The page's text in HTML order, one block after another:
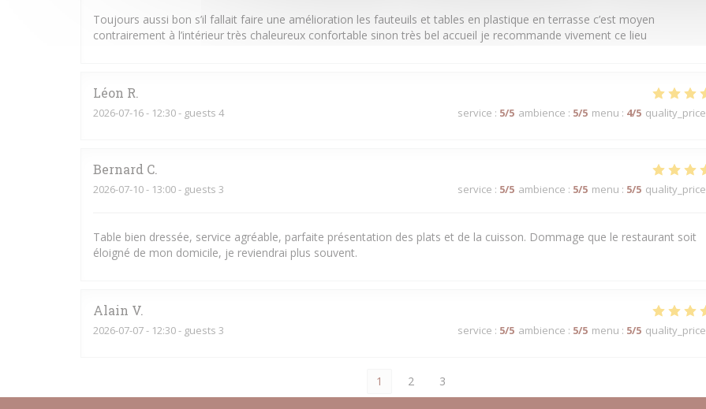
Toujours aussi bon s’il fallait faire une amélioration les fauteuils et tables en plastique en terrasse c’est moyen
contrairement à l’intérieur très chaleureux confortable sinon très bel accueil je recommande vivement ce lieu
Léon R
2026-07-16- 12:30 - guests 4 service : 5/5 ambience : 5/5 menu : 4/5 quality_price
Bernard C
2026-07-10- 13:00 - guests 3 service : 5/5 ambience : 5/5 menu : 5/5 quality_price
Table bien dressée, service agréable, parfaite présentation des plats et de la cuisson. Dommage que le restaurant soit
éloigné de mon domicile, je reviendrai plus souvent.
Alain V
2026-07-07- 12:30 - guests 3 service : 5/5 ambience : 5/5 menu : 5/5 quality_price
1 2 3